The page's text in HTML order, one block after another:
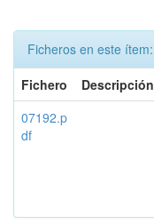
Ficheros en este ítem:
Fichero
Descripción
07192.p
df